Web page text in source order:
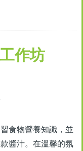
作坊
食物營養知識，並
醬汁。在溫馨的氛